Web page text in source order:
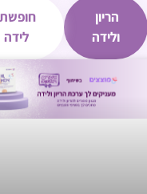
הריון
ולידה
חופשת
לידה